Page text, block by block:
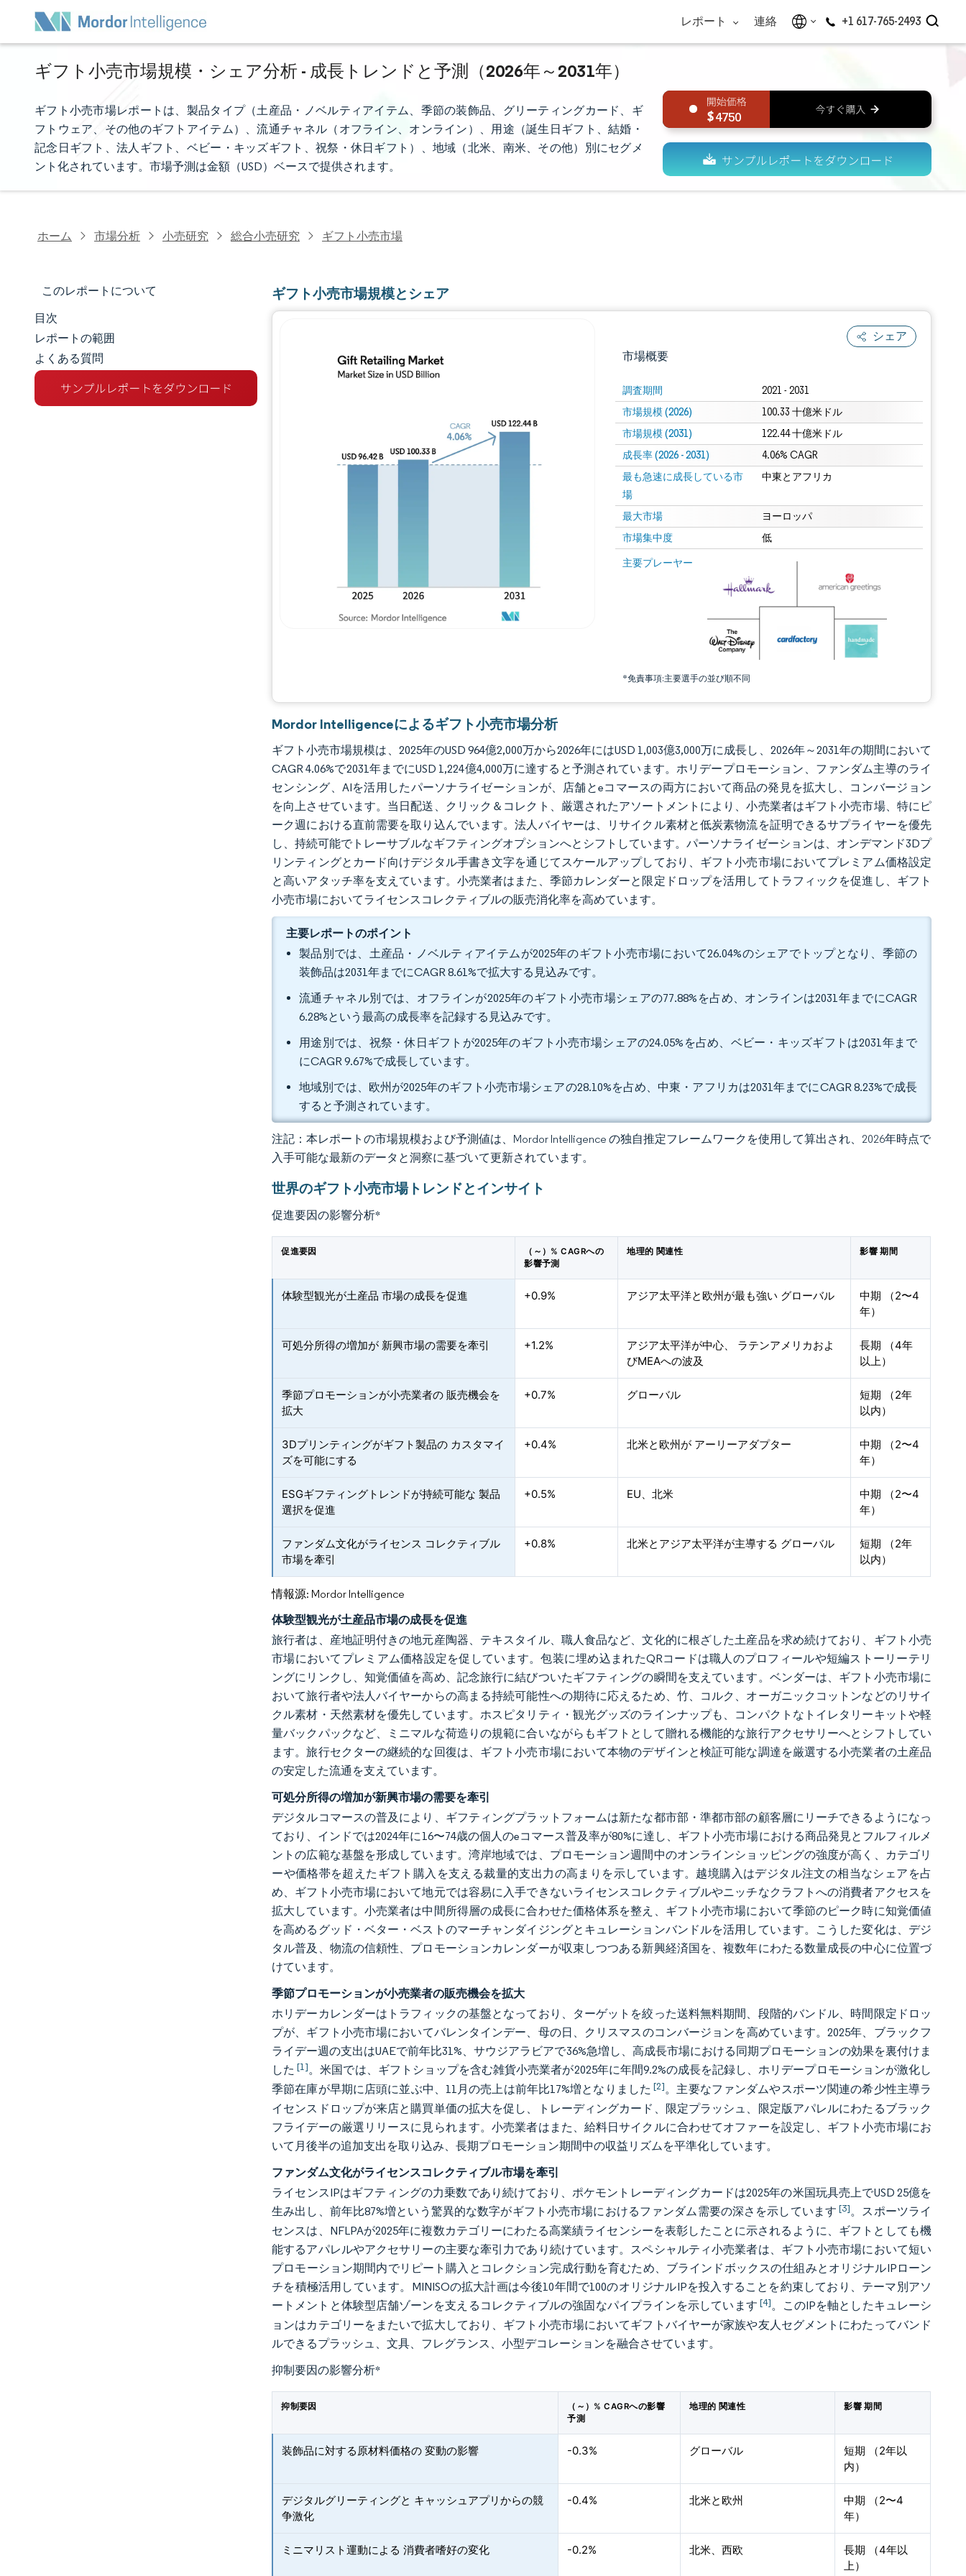
レポート 連絡 +1 617-765-2493
ギフト小売市場規模・シェア分析 - 成長トレンドと予測（2026年～2031年）
ギフト小売市場レポートは、製品タイプ（土産品・ノベルティアイテム、季節の装飾品、グリーティングカード、ギ
フトウェア、その他のギフトアイテム）、流通チャネル（オフライン、オンライン）、用途（誕生日ギフト、結婚・
記念日ギフト、法人ギフト、ベビー・キッズギフト、祝祭・休日ギフト）、地域（北米、南米、その他）別にセグメ
ント化されています。市場予測は金額（USD）ベースで提供されます。
4750
ホーム 市場分析 小売研究 総合小売研究 ギフト小売市場
このレポートについて
市場規模とシェア
市場分析
トレンドとインサイト
目次
レポートの範囲
よくある質問
ギフト小売市場規模とシェア
シェア
市場概要
調査期間 2021 - 2031
市場規模 (2026) 100.33 十億米ドル
市場規模 (2031) 122.44 十億米ドル
成長率 (2026 - 2031) 4.06% CAGR
最も急速に成長している市
場
中東とアフリカ
最大市場 ヨーロッパ
市場集中度 低
主要プレーヤー
*免責事項:主要選手の並び順不同
画像 © Mordor Intelligence。再利用にはCC BY 4.0の表示が必要です。
画像 © Mordor Intelligence。再利用にはCC BY 4.0の表示が必要です。
Mordor Intelligenceによるギフト小売市場分析
ギフト小売市場規模は、2025年のUSD 964億2,000万から2026年にはUSD 1,003億3,000万に成長し、2026年～2031年の期間において
CAGR 4.06%で2031年までにUSD 1,224億4,000万に達すると予測されています。ホリデープロモーション、ファンダム主導のライ
センシング、AIを活用したパーソナライゼーションが、店舗とeコマースの両方において商品の発見を拡大し、コンバージョン
を向上させています。当日配送、クリック＆コレクト、厳選されたアソートメントにより、小売業者はギフト小売市場、特にピ
ーク週における直前需要を取り込んでいます。法人バイヤーは、リサイクル素材と低炭素物流を証明できるサプライヤーを優先
し、持続可能でトレーサブルなギフティングオプションへとシフトしています。パーソナライゼーションは、オンデマンド3Dプ
リンティングとカード向けデジタル手書き文字を通じてスケールアップしており、ギフト小売市場においてプレミアム価格設定
と高いアタッチ率を支えています。小売業者はまた、季節カレンダーと限定ドロップを活用してトラフィックを促進し、ギフト
小売市場においてライセンスコレクティブルの販売消化率を高めています。
主要レポートのポイント
製品別では、土産品・ノベルティアイテムが2025年のギフト小売市場において26.04%のシェアでトップとなり、季節の
装飾品は2031年までにCAGR 8.61%で拡大する見込みです。
流通チャネル別では、オフラインが2025年のギフト小売市場シェアの77.88%を占め、オンラインは2031年までにCAGR
6.28%という最高の成長率を記録する見込みです。
用途別では、祝祭・休日ギフトが2025年のギフト小売市場シェアの24.05%を占め、ベビー・キッズギフトは2031年まで
にCAGR 9.67%で成長しています。
地域別では、欧州が2025年のギフト小売市場シェアの28.10%を占め、中東・アフリカは2031年までにCAGR 8.23%で成長
すると予測されています。
注記：本レポートの市場規模および予測値は、Mordor Intelligence の独自推定フレームワークを使用して算出され、2026年時点で
入手可能な最新のデータと洞察に基づいて更新されています。
世界のギフト小売市場トレンドとインサイト
促進要因の影響分析*
促進要因
（～）% CAGRへの
影響予測
地理的 関連性 影響 期間
体験型観光が土産品 市場の成長を促進 +0.9% アジア太平洋と欧州が最も強い グローバル
中期 （2〜4
年）
可処分所得の増加が 新興市場の需要を牽引 +1.2%
アジア太平洋が中心、 ラテンアメリカおよ
びMEAへの波及
長期 （4年
以上）
季節プロモーションが小売業者の 販売機会を
拡大
+0.7% グローバル
短期 （2年
以内）
3Dプリンティングがギフト製品の カスタマイ
ズを可能にする
+0.4% 北米と欧州が アーリーアダプター
中期 （2〜4
年）
ESGギフティングトレンドが持続可能な 製品
選択を促進
+0.5% EU、北米
中期 （2〜4
年）
ファンダム文化がライセンス コレクティブル
市場を牽引
+0.8% 北米とアジア太平洋が主導する グローバル
短期 （2年
以内）
情報源: Mordor Intelligence
体験型観光が土産品市場の成長を促進
旅行者は、産地証明付きの地元産陶器、テキスタイル、職人食品など、文化的に根ざした土産品を求め続けており、ギフト小売
市場においてプレミアム価格設定を促しています。包装に埋め込まれたQRコードは職人のプロフィールや短編ストーリーテリ
ングにリンクし、知覚価値を高め、記念旅行に結びついたギフティングの瞬間を支えています。ベンダーは、ギフト小売市場に
おいて旅行者や法人バイヤーからの高まる持続可能性への期待に応えるため、竹、コルク、オーガニックコットンなどのリサイ
クル素材・天然素材を優先しています。ホスピタリティ・観光グッズのラインナップも、コンパクトなトイレタリーキットや軽
量バックパックなど、ミニマルな荷造りの規範に合いながらもギフトとして贈れる機能的な旅行アクセサリーへとシフトしてい
ます。旅行セクターの継続的な回復は、ギフト小売市場において本物のデザインと検証可能な調達を厳選する小売業者の土産品
の安定した流通を支えています。
可処分所得の増加が新興市場の需要を牽引
デジタルコマースの普及により、ギフティングプラットフォームは新たな都市部・準都市部の顧客層にリーチできるようになっ
ており、インドでは2024年に16〜74歳の個人のeコマース普及率が80%に達し、ギフト小売市場における商品発見とフルフィルメ
ントの広範な基盤を形成しています。湾岸地域では、プロモーション週間中のオンラインショッピングの強度が高く、カテゴリ
ーや価格帯を超えたギフト購入を支える裁量的支出力の高まりを示しています。越境購入はデジタル注文の相当なシェアを占
め、ギフト小売市場において地元では容易に入手できないライセンスコレクティブルやニッチなクラフトへの消費者アクセスを
拡大しています。小売業者は中間所得層の成長に合わせた価格体系を整え、ギフト小売市場において季節のピーク時に知覚価値
を高めるグッド・ベター・ベストのマーチャンダイジングとキュレーションバンドルを活用しています。こうした変化は、デジ
タル普及、物流の信頼性、プロモーションカレンダーが収束しつつある新興経済国を、複数年にわたる数量成長の中心に位置づ
けています。
季節プロモーションが小売業者の販売機会を拡大
ホリデーカレンダーはトラフィックの基盤となっており、ターゲットを絞った送料無料期間、段階的バンドル、時間限定ドロッ
プが、ギフト小売市場においてバレンタインデー、母の日、クリスマスのコンバージョンを高めています。2025年、ブラックフ
ライデー週の支出はUAEで前年比31%、サウジアラビアで36%急増し、高成長市場における同期プロモーションの効果を裏付けま
した[1]。米国では、ギフトショップを含む雑貨小売業者が2025年に年間9.2%の成長を記録し、ホリデープロモーションが激化し
季節在庫が早期に店頭に並ぶ中、11月の売上は前年比17%増となりました[2]。主要なファンダムやスポーツ関連の希少性主導ラ
イセンスドロップが来店と購買単価の拡大を促し、トレーディングカード、限定プラッシュ、限定版アパレルにわたるブラック
フライデーの厳選リリースに見られます。小売業者はまた、給料日サイクルに合わせてオファーを設定し、ギフト小売市場にお
いて月後半の追加支出を取り込み、長期プロモーション期間中の収益リズムを平準化しています。
ファンダム文化がライセンスコレクティブル市場を牽引
ライセンスIPはギフティングの力乗数であり続けており、ポケモントレーディングカードは2025年の米国玩具売上でUSD 25億を
生み出し、前年比87%増という驚異的な数字がギフト小売市場におけるファンダム需要の深さを示しています[3]。スポーツライ
センスは、NFLPAが2025年に複数カテゴリーにわたる高業績ライセンシーを表彰したことに示されるように、ギフトとしても機
能するアパレルやアクセサリーの主要な牽引力であり続けています。スペシャルティ小売業者は、ギフト小売市場において短い
プロモーション期間内でリピート購入とコレクション完成行動を育むため、ブラインドボックスの仕組みとオリジナルIPローン
チを積極活用しています。MINISOの拡大計画は今後10年間で100のオリジナルIPを投入することを約束しており、テーマ別アソ
ートメントと体験型店舗ゾーンを支えるコレクティブルの強固なパイプラインを示しています [4]。このIPを軸としたキュレーシ
ョンはカテゴリーをまたいで拡大しており、ギフト小売市場においてギフトバイヤーが家族や友人セグメントにわたってバンド
ルできるプラッシュ、文具、フレグランス、小型デコレーションを融合させています。
抑制要因の影響分析*
抑制要因
（～）% CAGRへの影響
予測
地理的 関連性 影響 期間
装飾品に対する原材料価格の 変動の影響 -0.3% グローバル
短期 （2年以
内）
デジタルグリーティングと キャッシュアプリからの競
争激化
-0.4% 北米と欧州
中期 （2〜4
年）
ミニマリスト運動による 消費者嗜好の変化 -0.2% 北米、西欧
長期 （4年以
上）